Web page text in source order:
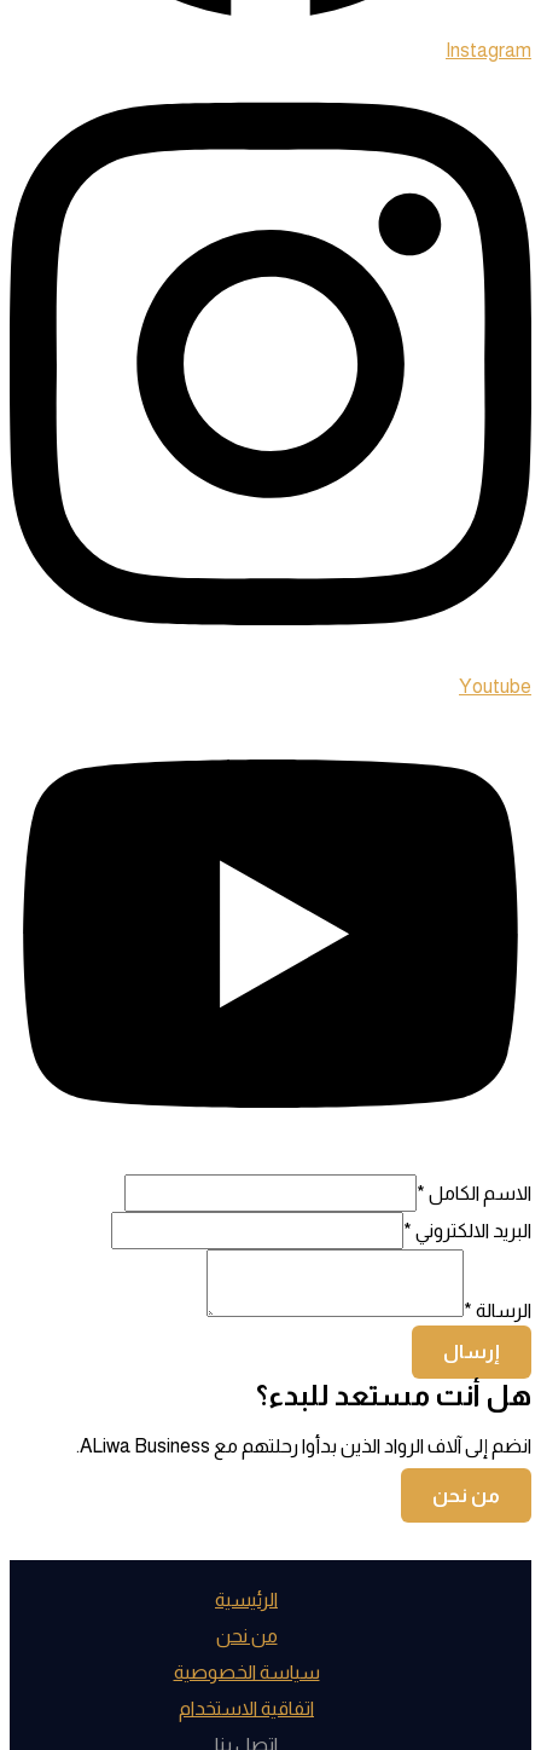
Instagram
Youtube
الاسم الكامل *
البريد الالكتروني *
الرسالة *
إرسال
هل أنت مستعد للبدء؟
انضم إلى آلاف الرواد الذين بدأوا رحلتهم مع ALiwa Business.
من نحن
الرئيسية
من نحن
سياسة الخصوصية
اتفاقية الاستخدام
اتصل بنا